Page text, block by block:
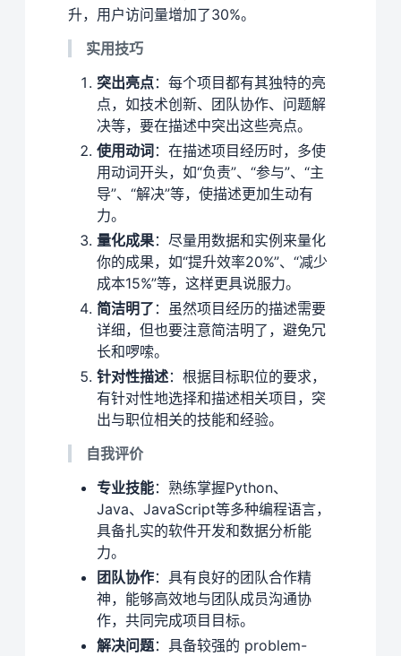
升，用户访问量增加了30%。
实用技巧
突出亮点：每个项目都有其独特的亮
点，如技术创新、团队协作、问题解
决等，要在描述中突出这些亮点。
使用动词 ：在描述项目经历时，多使
用动词开头，如“负责”、“参与”、“主
导”、“解决”等，使描述更加生动有
力。
量化成果：尽量用数据和实例来量化
你的成果，如“提升效率20%”、“减少
成本15%”等，这样更具说服力。
简洁明了 ：虽然项目经历的描述需要
详细，但也要注意简洁明了，避免冗
长和啰嗦。
针对性描述：根据目标职位的要求，
有针对性地选择和描述相关项目，突
出与职位相关的技能和经验。
自我评价
专业技能：熟练掌握Python、
Java、JavaScript等多种编程语言，
具备扎实的软件开发和数据分析能
力。
团队协作：具有良好的团队合作精
神，能够高效地与团队成员沟通协
作，共同完成项目目标。
解决问题：具备较强的 problem-